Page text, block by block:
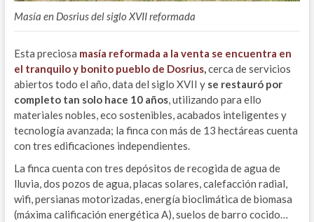
Masía en Dosrius del siglo XVII reformada
Esta preciosa masía reformada a la venta se encuentra en
el tranquilo y bonito pueblo de Dosrius,cerca de servicios
abiertos todo el año, data del siglo XVII y se restauró por
completo tan solo hace 10 años, utilizando para ello
materiales nobles, eco sostenibles, acabados inteligentes y
tecnología avanzada; la finca con más de 13 hectáreas cuenta
con tres edificaciones independientes.
La finca cuenta con tres depósitos de recogida de agua de
lluvia, dos pozos de agua, placas solares, calefacción radial,
wifi, persianas motorizadas, energía bioclimática de biomasa
(máxima calificación energética A), suelos de barro cocido…